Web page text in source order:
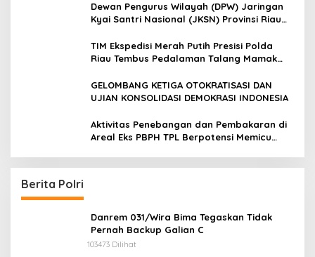
Dewan Pengurus Wilayah (DPW) Jaringan
Kyai Santri Nasional (JKSN) Provinsi Riau
audiensi ke Badan Kesatuan Bangsa dan
Politik (Kesbangpol) Provinsi Riau
TIM Ekspedisi Merah Putih Presisi Polda
Riau Tembus Pedalaman Talang Mamak
Kepedulian Nyata untuk Negeri
GELOMBANG KETIGA OTOKRATISASI DAN
UJIAN KONSOLIDASI DEMOKRASI INDONESIA
Aktivitas Penebangan dan Pembakaran di
Areal Eks PBPH TPL Berpotensi Memicu
Berita Polri
Danrem 031/Wira Bima Tegaskan Tidak
Pernah Backup Galian C
103473 Dilihat